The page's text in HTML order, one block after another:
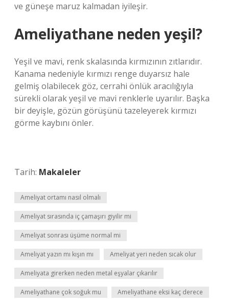
ve güneşe maruz kalmadan iyileşir.
Ameliyathane neden yeşil?
Yeşil ve mavi, renk skalasında kırmızının zıtlarıdır.
Kanama nedeniyle kırmızı renge duyarsız hale
gelmiş olabilecek göz, cerrahi önlük aracılığıyla
sürekli olarak yeşil ve mavi renklerle uyarılır. Başka
bir deyişle, gözün görüşünü tazeleyerek kırmızı
görme kaybını önler.
Tarih: Makaleler
Ameliyat ortamı nasıl olmalı
Ameliyat sırasında iç çamaşırı giyilir mi
Ameliyat sonrası üşüme normal mi
Ameliyat yazın mı kışın mı Ameliyat yeri neden sıcak olur
Ameliyata girerken neden metal eşyalar çıkarılır
Ameliyathane çok soğuk mu Ameliyathane eksi kaç derece